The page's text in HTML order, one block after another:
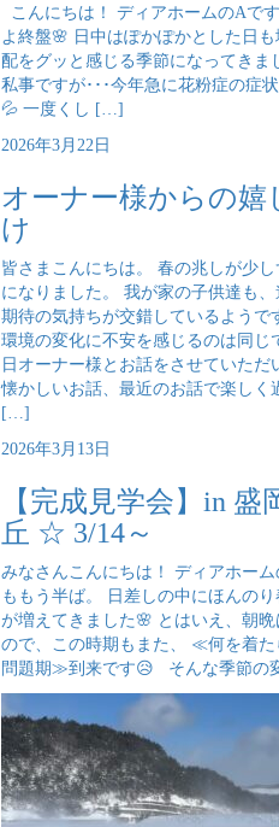
こんにちは！ ディアホームのAで
よ終盤🌸 日中はぽかぽかとした日
配をグッと感じる季節になってきま
私事ですが･･･今年急に花粉症の症
💦 一度くし […]
2026年3月22日
オーナー様からの嬉
け
皆さまこんにちは。 春の兆しが少
になりました。 我が家の子供達も
期待の気持ちが交錯しているようで
環境の変化に不安を感じるのは同
日オーナー様とお話をさせていただ
懐かしいお話、最近のお話で楽しく
[…]
2026年3月13日
【完成見学会】in 盛
丘 ☆ 3/14～
みなさんこんにちは！ ディアホー
ももう半ば。 日差しの中にほんの
が増えてきました🌸 とはいえ、朝
ので、この時期もまた、 ≪何を着た
問題期≫到来です😥 そんな季節の